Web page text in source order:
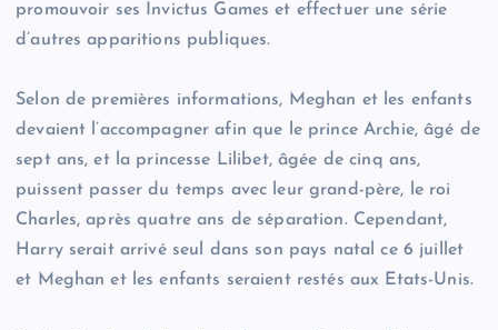
promouvoir ses Invictus Games et effectuer une série
d’autres apparitions publiques.
Selon de premières informations, Meghan et les enfants
devaient l’accompagner afin que le prince Archie, âgé de
sept ans, et la princesse Lilibet, âgée de cinq ans,
puissent passer du temps avec leur grand-père, le roi
Charles, après quatre ans de séparation. Cependant,
Harry serait arrivé seul dans son pays natal ce 6 juillet
et Meghan et les enfants seraient restés aux Etats-Unis.